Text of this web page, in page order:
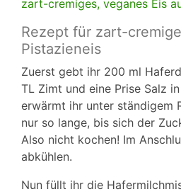
Rezept für zart-
Pistazieneis
Zuerst gebt ihr 200 ml
TL Zimt und eine Prise Salz
erwärmt ihr unter ständigem
nur so lange, bis sich der
Also nicht kochen! Im
abkühlen.
Nun füllt ihr die